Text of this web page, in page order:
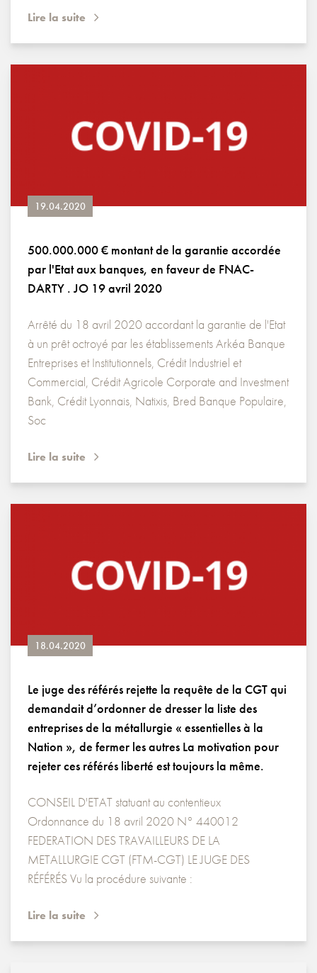
Lire la suite
19.04.2020
500.000.000 € montant de la garantie accordée
par l'Etat aux banques, en faveur de FNAC-
DARTY . JO 19 avril 2020
Arrêté du 18 avril 2020 accordant la garantie de l'Etat
à un prêt octroyé par les établissements Arkéa Banque
Entreprises et Institutionnels, Crédit Industriel et
Commercial, Crédit Agricole Corporate and Investment
Bank, Crédit Lyonnais, Natixis, Bred Banque Populaire,
Soc
Lire la suite
18.04.2020
Le juge des référés rejette la requête de la CGT qui
demandait d’ordonner de dresser la liste des
entreprises de la métallurgie « essentielles à la
Nation », de fermer les autres La motivation pour
rejeter ces référés liberté est toujours la même.
CONSEIL D'ETAT statuant au contentieux
Ordonnance du 18 avril 2020 N° 440012
FEDERATION DES TRAVAILLEURS DE LA
METALLURGIE CGT (FTM-CGT) LE JUGE DES
RÉFÉRÉS Vu la procédure suivante :
Lire la suite